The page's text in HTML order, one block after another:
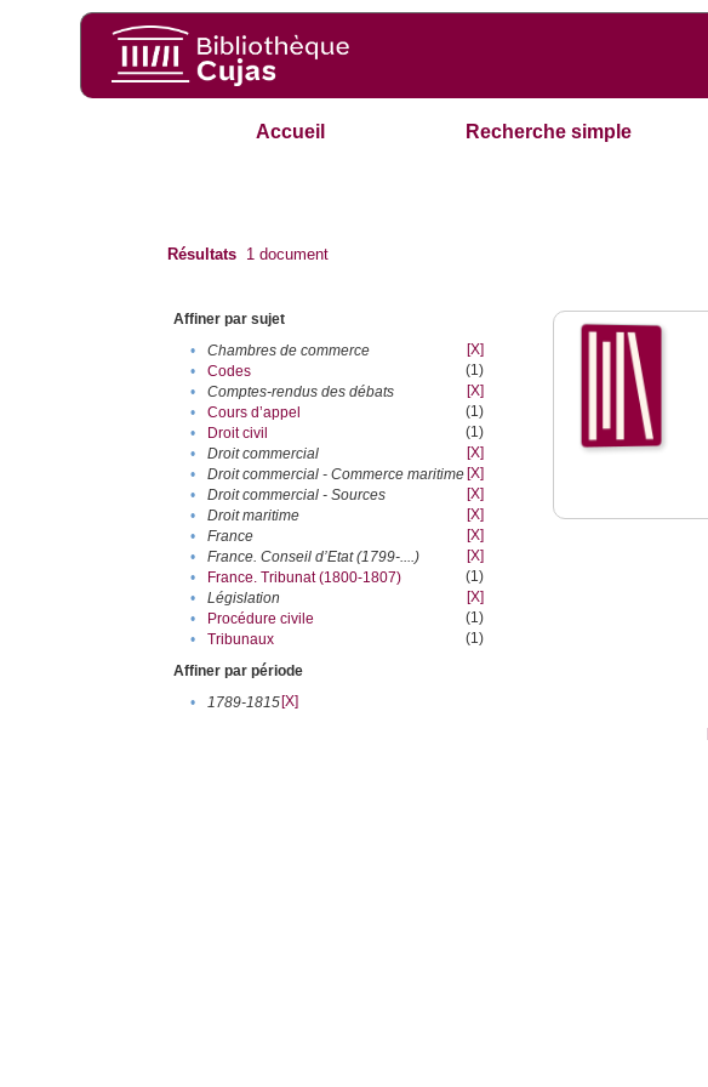
Accueil Recherche simple
Résultats 1 document
Affiner par sujet
•
Chambres de commerce
[X]
•
Codes
(1)
•
Comptes-rendus des débats
[X]
•
Cours d’appel
(1)
•
Droit civil
(1)
•
Droit commercial
[X]
•
Droit commercial - Commerce maritime [X]
•
Droit commercial - Sources
[X]
•
Droit maritime
[X]
•
France
[X]
•
France. Conseil d’Etat (1799-....)
[X]
•
France. Tribunat (1800-1807)
(1)
•
Législation
[X]
•
Procédure civile
(1)
•
Tribunaux
(1)
Affiner par période
•
1789-1815[X]